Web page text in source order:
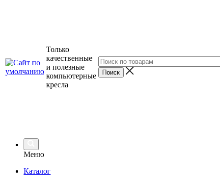
Только
качественные
и полезные
компьютерные
кресла
Меню
Каталог